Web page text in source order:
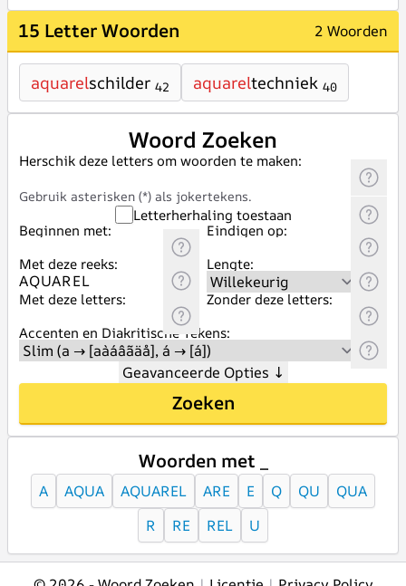
15 Letter Woorden 2 Woorden
aquarelschilder 42 aquareltechniek 40
Woord Zoeken
Herschik deze letters om woorden te maken:
Gebruik asterisken (*) als jokertekens.
Letterherhaling toestaan
Beginnen met:
Eindigen op:
Met deze reeks:
Lengte:
Met deze letters:
Zonder deze letters:
Accenten en Diakritische Tekens:
Geavanceerde Opties ↓
Zoeken
Woorden met _
A AQUA AQUAREL ARE E Q QU
QUA
R
RE REL U